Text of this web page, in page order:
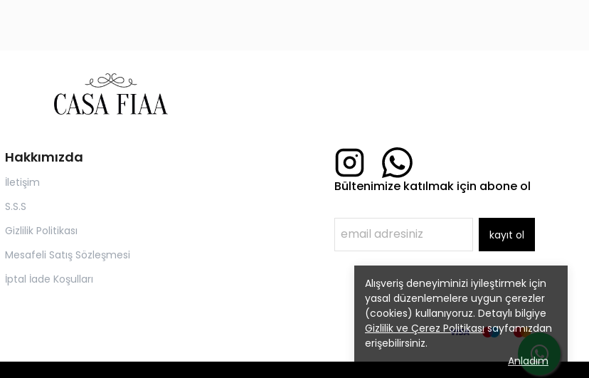
Alışveriş deneyiminizi iyileştirmek için
yasal düzenlemelere uygun çerezler
(cookies) kullanıyoruz. Detaylı bilgiye
Gizlilik ve Çerez Politikasısayfamızdan
erişebilirsiniz.
Anladım
Hakkımızda
İletişim
S.S.S
Gizlilik Politikası
Mesafeli Satış Sözleşmesi
İptal İade Koşulları
Bültenimize katılmak için abone ol
kayıt ol